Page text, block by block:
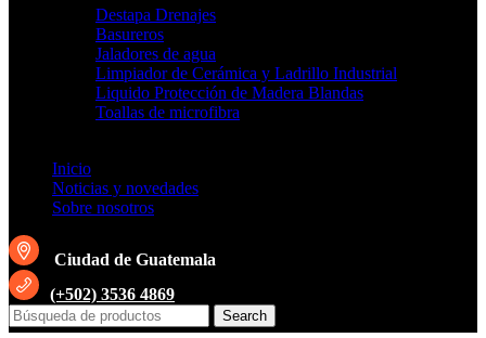
Destapa Drenajes
Basureros
Jaladores de agua
Limpiador de Cerámica y Ladrillo Industrial
Liquido Protección de Madera Blandas
Toallas de microfibra
Inicio
Noticias y novedades
Sobre nosotros
Ciudad de Guatemala
(+502) 3536 4869
Search